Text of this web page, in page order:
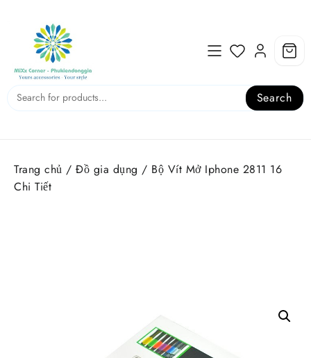
content
Search
Trang chủ / Đồ gia dụng / Bộ Vít Mở Iphone 2811 16
Chi Tiết